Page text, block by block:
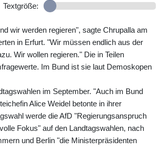
Textgröße:
wir werden regieren", sagte Chrupalla am
in Erfurt. "Wir müssen endlich aus der
Wir wollen regieren." Die in Teilen
Im Bund ist sie laut Demoskopen
im September. "Auch im Bund
Alice Weidel betonte in ihrer
werde die AfD "Regierungsanspruch
Fokus" auf den Landtagswahlen, nach
und Berlin "die Ministerpräsidenten